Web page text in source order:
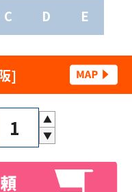
C D E
]
▲
▼